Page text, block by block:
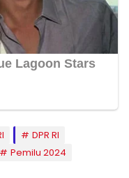
DPR RI
Pemilu 2024